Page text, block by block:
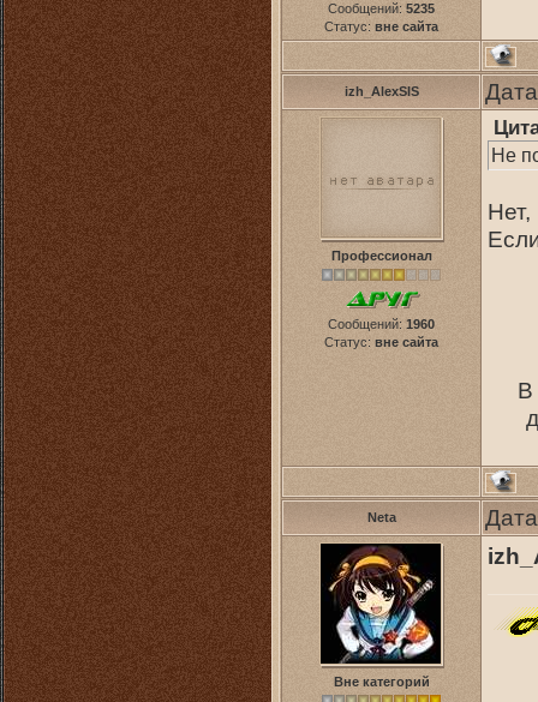
Сообщений: 5235
Статус: вне сайта
izh_AlexSIS
Профессионал
Сообщений: 1960
Статус: вне сайта
Не
В
Neta
Вне категорий